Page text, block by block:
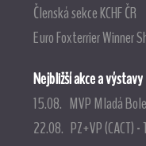
Členská sekce KCHF ČR
Euro Foxterrier Winner
Nejbližší akce a výstavy
15.08. MVP Mladá
22.08. PZ+VP (CACT) -